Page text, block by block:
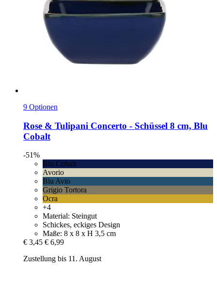
9 Optionen
Rose & Tulipani Concerto -​ Schüssel 8 cm, Blu
Cobalt
-51%
Blu Cobalt
Avorio
Blu Avio
Grigio Tortora
Ocra
+4
Material: Steingut
Schickes, eckiges Design
Maße: 8 x 8 x H 3,5 cm
€ 3,45 € 6,99
Zustellung bis 11. August